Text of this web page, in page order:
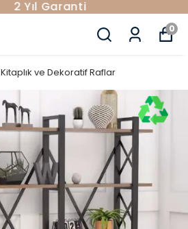
2 Yıl Garanti
0
Kitaplık ve Dekoratif Raflar